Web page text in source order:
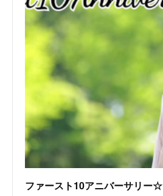
ファースト10アニバーサリー☆